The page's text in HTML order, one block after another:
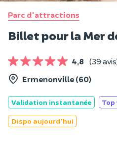
Parc d'attractions
Billet pour la Mer
4,8
(39
Ermenonville (60)
Validation instantanée Top
Dispo aujourd'hui